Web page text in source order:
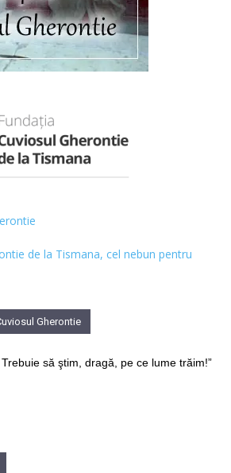
de la Tismana, cel nebun pentru
Gherontie
Trebuie să ştim, dragă, pe ce lume trăim!”